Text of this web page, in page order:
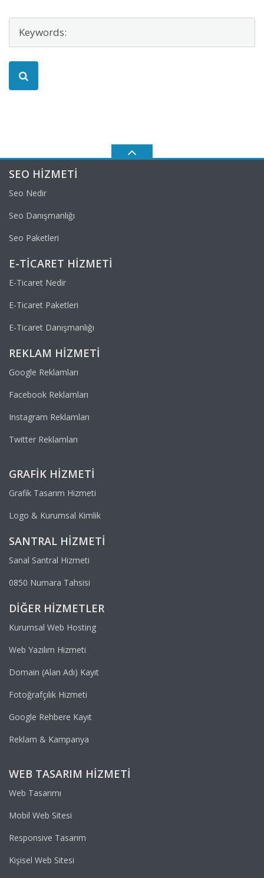
SEO HIZMETI
Seo Nedir
Seo Danışmanlığı
Seo Paketleri
E-TICARET HIZMETI
E-Ticaret Nedir
E-Ticaret Paketleri
E-Ticaret Danışmanlığı
REKLAM HIZMETI
Google Reklamları
Facebook Reklamları
Instagram Reklamları
Twitter Reklamları
GRAFIK HIZMETI
Grafik Tasarım Hizmeti
Logo & Kurumsal Kimlik
SANTRAL HIZMETI
Sanal Santral Hizmeti
0850 Numara Tahsisi
DIĞER HIZMETLER
Kurumsal Web Hosting
Web Yazılım Hizmeti
Domain (Alan Adı) Kayıt
Fotoğrafçılık Hizmeti
Google Rehbere Kayıt
Reklam & Kampanya
WEB TASARIM HIZMETI
Web Tasarımı
Mobil Web Sitesi
Responsive Tasarım
Kişisel Web Sitesi